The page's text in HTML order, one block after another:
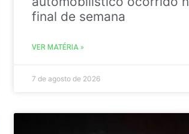
final de semana
VER MATÉRIA »
7 de agosto de 2026